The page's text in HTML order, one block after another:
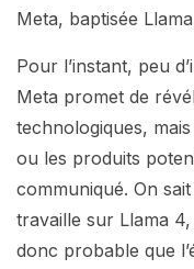
Meta, baptisée
Pour l’instant, peu
Meta promet de
technologiques,
ou les produits
communiqué. On
travaille sur Llama
donc probable que